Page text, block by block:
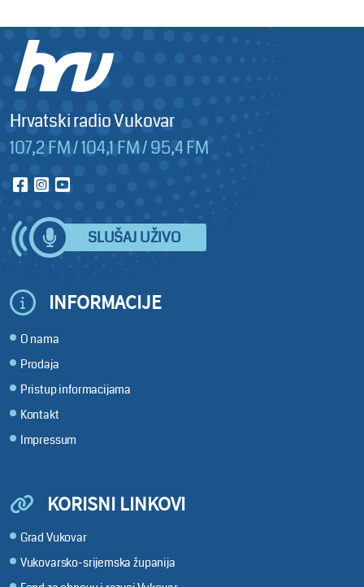
Hrvatski radio Vukovar
107,2 FM / 104,1 FM / 95,4 FM
SLUŠAJ UŽIVO
INFORMACIJE
O nama
Prodaja
Pristup informacijama
Kontakt
Impressum
KORISNI LINKOVI
Grad Vukovar
Vukovarsko-srijemska županija